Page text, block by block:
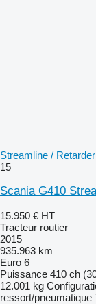
Streamline /
15
Scania G410
15.950 € HT
Tracteur routier
2015
935.963 km
Euro 6
Puissance 410 ch
12.001 kg
ressort/pneumatique